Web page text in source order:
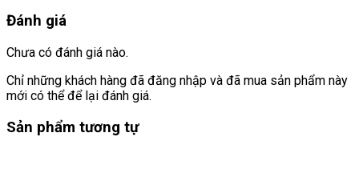
Đánh giá
Chưa có đánh giá nào.
Chỉ những khách hàng đã đăng nhập và đã mua sản phẩm này
mới có thể để lại đánh giá.
Sản phẩm tương tự